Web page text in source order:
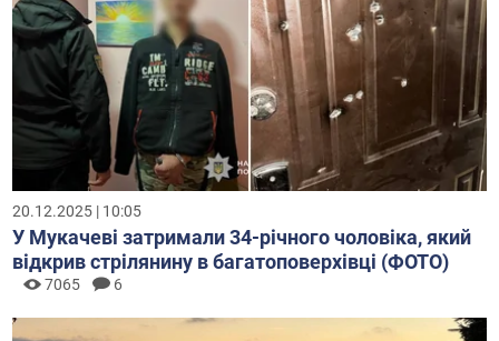
20.12.2025 | 10:05
У Мукачеві затримали 34-річного чоловіка, який
відкрив стрілянину в багатоповерхівці (ФОТО)
7065 6